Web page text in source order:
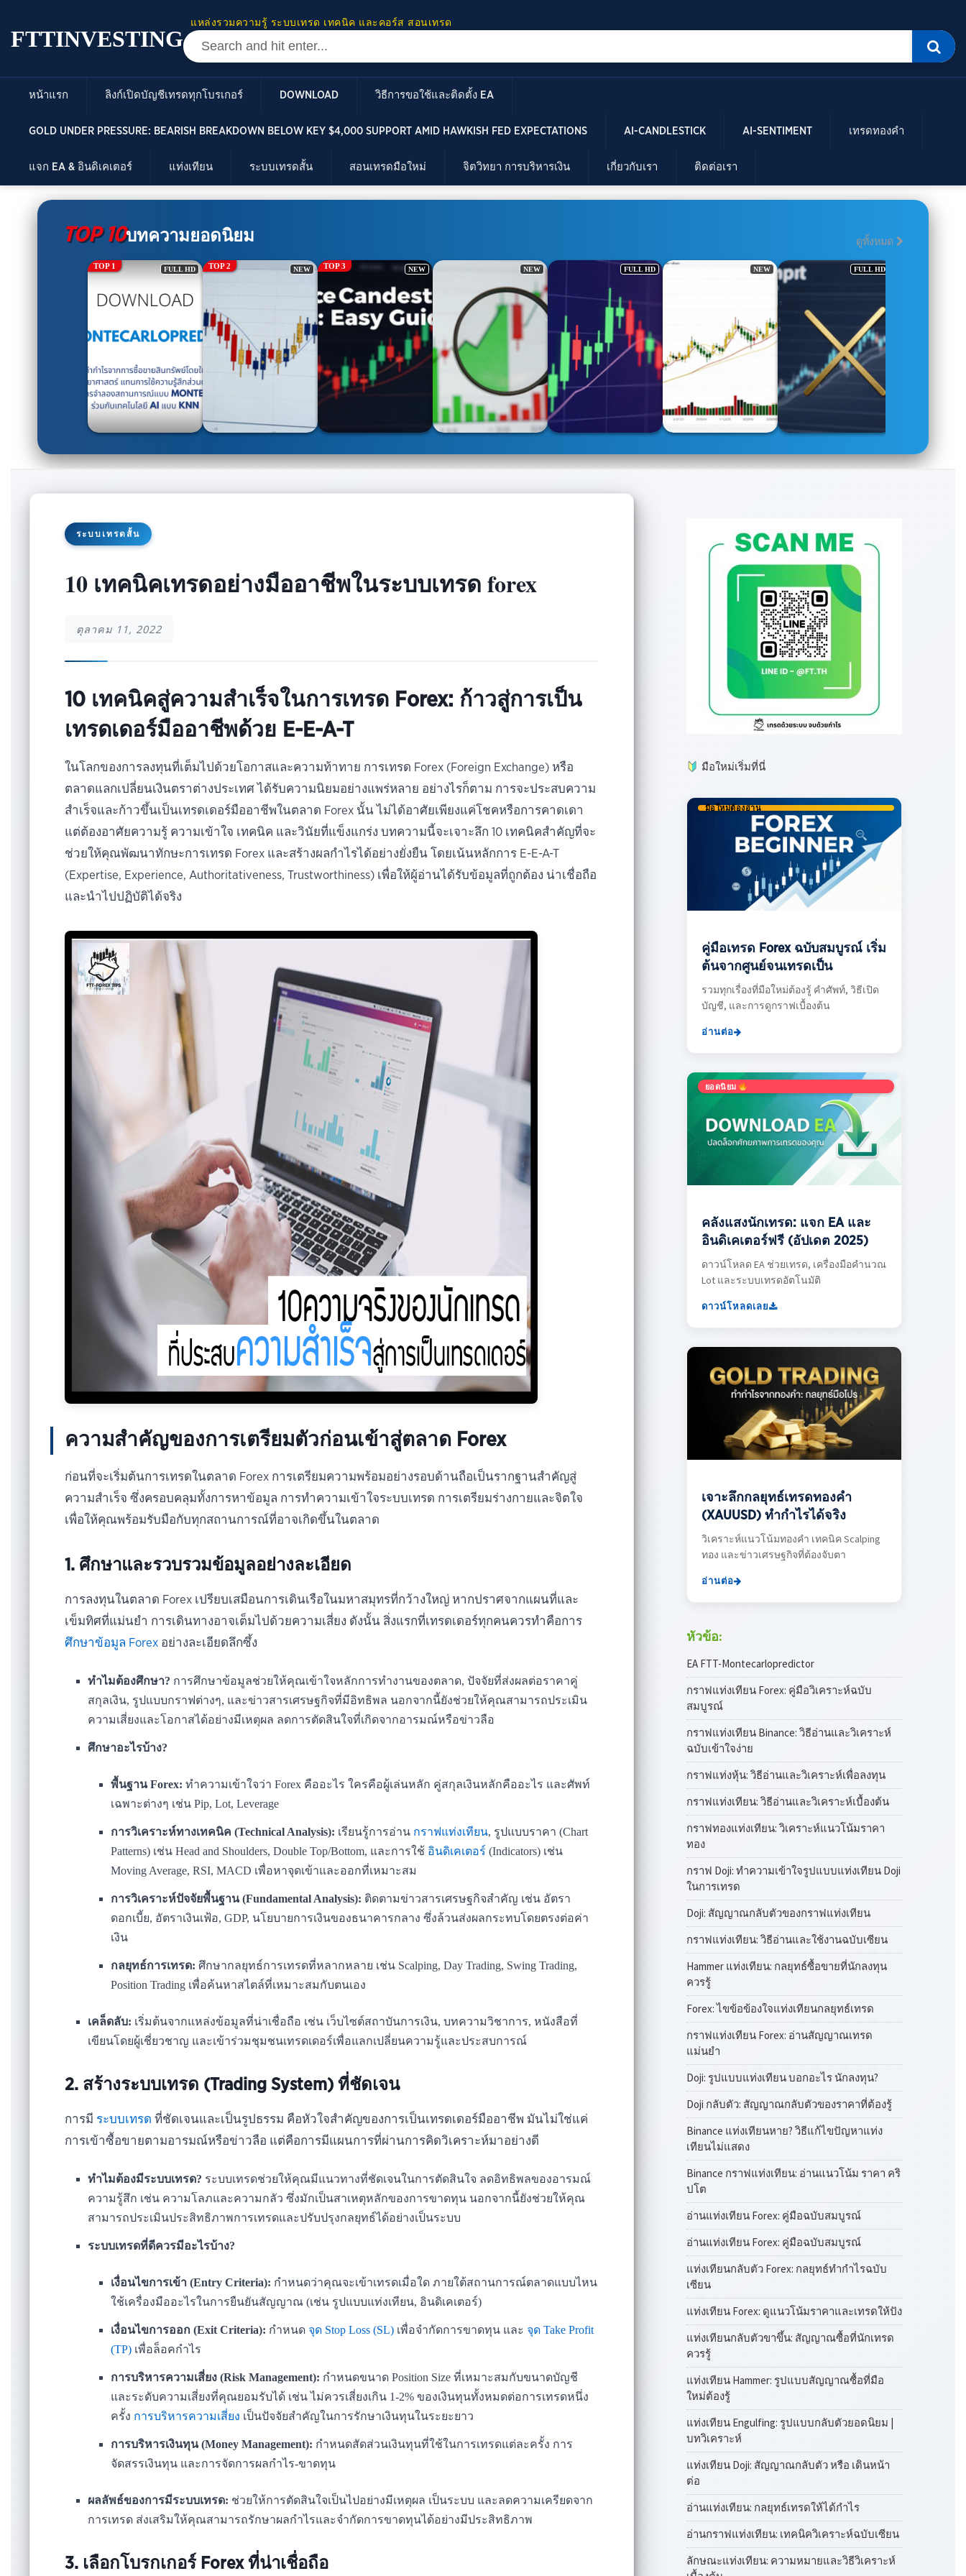
FTTINVESTING
แหล่งรวมความรู้ ระบบเทรด เทคนิค และคอร์ส สอนเทรด
หน้าแรก ลิงก์เปิดบัญชีเทรดทุกโบรเกอร์ DOWNLOAD วิธีการขอใช้และติดตั้ง EA
GOLD UNDER PRESSURE: BEARISH BREAKDOWN BELOW KEY $4,000 SUPPORT AMID HAWKISH FED EXPECTATIONS AI-CANDLESTICK AI-SENTIMENT เทรดทองคำ
แจก EA & อินดิเคเตอร์ แท่งเทียน ระบบเทรดสั้น สอนเทรดมือใหม่ จิตวิทยา การบริหารเงิน เกี่ยวกับเรา ติดต่อเรา
TOP 10บทความยอดนิยม ดูทั้งหมด
TOP 2 NEW TOP 3 NEW NEW FULL HD NEW FULL HD NEW
ระบบเทรดสั้น
10 เทคนิคเทรดอย่างมืออาชีพในระบบเทรด forex
ตุลาคม 11, 2022
10 เทคนิคสู่ความสำเร็จในการเทรด Forex: ก้าวสู่การเป็น
เทรดเดอร์มืออาชีพด้วย E-E-A-T
ในโลกของการลงทุนที่เต็มไปด้วยโอกาสและความท้าทาย การเทรด Forex (Foreign Exchange) หรือ
ตลาดแลกเปลี่ยนเงินตราต่างประเทศ ได้รับความนิยมอย่างแพร่หลาย อย่างไรก็ตาม การจะประสบความ
สำเร็จและก้าวขึ้นเป็นเทรดเดอร์มืออาชีพในตลาด Forex นั้น ไม่ได้อาศัยเพียงแค่โชคหรือการคาดเดา
แต่ต้องอาศัยความรู้ ความเข้าใจ เทคนิค และวินัยที่แข็งแกร่ง บทความนี้จะเจาะลึก 10 เทคนิคสำคัญที่จะ
ช่วยให้คุณพัฒนาทักษะการเทรด Forex และสร้างผลกำไรได้อย่างยั่งยืน โดยเน้นหลักการ E-E-A-T
(Expertise, Experience, Authoritativeness, Trustworthiness) เพื่อให้ผู้อ่านได้รับข้อมูลที่ถูกต้อง น่าเชื่อถือ
และนำไปปฏิบัติได้จริง
ความสำคัญของการเตรียมตัวก่อนเข้าสู่ตลาด Forex
ก่อนที่จะเริ่มต้นการเทรดในตลาด Forex การเตรียมความพร้อมอย่างรอบด้านถือเป็นรากฐานสำคัญสู่
ความสำเร็จ ซึ่งครอบคลุมทั้งการหาข้อมูล การทำความเข้าใจระบบเทรด การเตรียมร่างกายและจิตใจ
เพื่อให้คุณพร้อมรับมือกับทุกสถานการณ์ที่อาจเกิดขึ้นในตลาด
1. ศึกษาและรวบรวมข้อมูลอย่างละเอียด
การลงทุนในตลาด Forex เปรียบเสมือนการเดินเรือในมหาสมุทรที่กว้างใหญ่ หากปราศจากแผนที่และ
เข็มทิศที่แม่นยำ การเดินทางอาจเต็มไปด้วยความเสี่ยง ดังนั้น สิ่งแรกที่เทรดเดอร์ทุกคนควรทำคือการ
ศึกษาข้อมูล Forex อย่างละเอียดลึกซึ้ง
ทำไมต้องศึกษา? การศึกษาข้อมูลช่วยให้คุณเข้าใจหลักการทำงานของตลาด, ปัจจัยที่ส่งผลต่อราคาคู่
สกุลเงิน, รูปแบบกราฟต่างๆ, และข่าวสารเศรษฐกิจที่มีอิทธิพล นอกจากนี้ยังช่วยให้คุณสามารถประเมิน
ความเสี่ยงและโอกาสได้อย่างมีเหตุผล ลดการตัดสินใจที่เกิดจากอารมณ์หรือข่าวลือ
ศึกษาอะไรบ้าง?
พื้นฐาน Forex: ทำความเข้าใจว่า Forex คืออะไร ใครคือผู้เล่นหลัก คู่สกุลเงินหลักคืออะไร และศัพท์
เฉพาะต่างๆ เช่น Pip, Lot, Leverage
การวิเคราะห์ทางเทคนิค (Technical Analysis): เรียนรู้การอ่าน กราฟแท่งเทียน, รูปแบบราคา (Chart
Patterns) เช่น Head and Shoulders, Double Top/Bottom, และการใช้ อินดิเคเตอร์ (Indicators) เช่น
Moving Average, RSI, MACD เพื่อหาจุดเข้าและออกที่เหมาะสม
การวิเคราะห์ปัจจัยพื้นฐาน (Fundamental Analysis): ติดตามข่าวสารเศรษฐกิจสำคัญ เช่น อัตรา
ดอกเบี้ย, อัตราเงินเฟ้อ, GDP, นโยบายการเงินของธนาคารกลาง ซึ่งล้วนส่งผลกระทบโดยตรงต่อค่า
เงิน
กลยุทธ์การเทรด: ศึกษากลยุทธ์การเทรดที่หลากหลาย เช่น Scalping, Day Trading, Swing Trading,
Position Trading เพื่อค้นหาสไตล์ที่เหมาะสมกับตนเอง
เคล็ดลับ: เริ่มต้นจากแหล่งข้อมูลที่น่าเชื่อถือ เช่น เว็บไซต์สถาบันการเงิน, บทความวิชาการ, หนังสือที่
เขียนโดยผู้เชี่ยวชาญ และเข้าร่วมชุมชนเทรดเดอร์เพื่อแลกเปลี่ยนความรู้และประสบการณ์
2. สร้างระบบเทรด (Trading System) ที่ชัดเจน
การมี ระบบเทรด ที่ชัดเจนและเป็นรูปธรรม คือหัวใจสำคัญของการเป็นเทรดเดอร์มืออาชีพ มันไม่ใช่แค่
การเข้าซื้อขายตามอารมณ์หรือข่าวลือ แต่คือการมีแผนการที่ผ่านการคิดวิเคราะห์มาอย่างดี
ทำไมต้องมีระบบเทรด? ระบบเทรดช่วยให้คุณมีแนวทางที่ชัดเจนในการตัดสินใจ ลดอิทธิพลของอารมณ์
ความรู้สึก เช่น ความโลภและความกลัว ซึ่งมักเป็นสาเหตุหลักของการขาดทุน นอกจากนี้ยังช่วยให้คุณ
สามารถประเมินประสิทธิภาพการเทรดและปรับปรุงกลยุทธ์ได้อย่างเป็นระบบ
ระบบเทรดที่ดีควรมีอะไรบ้าง?
เงื่อนไขการเข้า (Entry Criteria): กำหนดว่าคุณจะเข้าเทรดเมื่อใด ภายใต้สถานการณ์ตลาดแบบไหน
ใช้เครื่องมืออะไรในการยืนยันสัญญาณ (เช่น รูปแบบแท่งเทียน, อินดิเคเตอร์)
เงื่อนไขการออก (Exit Criteria): กำหนด จุด Stop Loss (SL) เพื่อจำกัดการขาดทุน และ จุด Take Profit
(TP) เพื่อล็อคกำไร
การบริหารความเสี่ยง (Risk Management): กำหนดขนาด Position Size ที่เหมาะสมกับขนาดบัญชี
และระดับความเสี่ยงที่คุณยอมรับได้ เช่น ไม่ควรเสี่ยงเกิน 1-2% ของเงินทุนทั้งหมดต่อการเทรดหนึ่ง
ครั้ง การบริหารความเสี่ยง เป็นปัจจัยสำคัญในการรักษาเงินทุนในระยะยาว
การบริหารเงินทุน (Money Management): กำหนดสัดส่วนเงินทุนที่ใช้ในการเทรดแต่ละครั้ง การ
จัดสรรเงินทุน และการจัดการผลกำไร-ขาดทุน
ผลลัพธ์ของการมีระบบเทรด: ช่วยให้การตัดสินใจเป็นไปอย่างมีเหตุผล เป็นระบบ และลดความเครียดจาก
การเทรด ส่งเสริมให้คุณสามารถรักษาผลกำไรและจำกัดการขาดทุนได้อย่างมีประสิทธิภาพ
3. เลือกโบรกเกอร์ Forex ที่น่าเชื่อถือ
มือใหม่เริ่มที่นี่
มือใหม่ต้องอ่าน
คู่มือเทรด Forex ฉบับสมบูรณ์ เริ่ม
ต้นจากศูนย์จนเทรดเป็น
รวมทุกเรื่องที่มือใหม่ต้องรู้ คำศัพท์, วิธีเปิด
บัญชี, และการดูกราฟเบื้องต้น
อ่านต่อ
ยอดนิยม
คลังแสงนักเทรด: แจก EA และ
อินดิเคเตอร์ฟรี (อัปเดต 2025)
ดาวน์โหลด EA ช่วยเทรด, เครื่องมือคำนวณ
Lot และระบบเทรดอัตโนมัติ
ดาวน์โหลดเลย
เจาะลึกกลยุทธ์เทรดทองคำ
(XAUUSD) ทำกำไรได้จริง
วิเคราะห์แนวโน้มทองคำ เทคนิค Scalping
ทอง และข่าวเศรษฐกิจที่ต้องจับตา
อ่านต่อ
หัวข้อ:
EA FTT-Montecarlopredictor
กราฟแท่งเทียน Forex: คู่มือวิเคราะห์ฉบับ
สมบูรณ์
กราฟแท่งเทียน Binance: วิธีอ่านและวิเคราะห์
ฉบับเข้าใจง่าย
กราฟแท่งหุ้น: วิธีอ่านและวิเคราะห์เพื่อลงทุน
กราฟแท่งเทียน: วิธีอ่านและวิเคราะห์เบื้องต้น
กราฟทองแท่งเทียน: วิเคราะห์แนวโน้มราคา
ทอง
กราฟ Doji: ทำความเข้าใจรูปแบบแท่งเทียน Doji
ในการเทรด
Doji: สัญญาณกลับตัวของกราฟแท่งเทียน
กราฟแท่งเทียน: วิธีอ่านและใช้งานฉบับเซียน
Hammer แท่งเทียน: กลยุทธ์ซื้อขายที่นักลงทุน
ควรรู้
Forex: ไขข้อข้องใจแท่งเทียนกลยุทธ์เทรด
กราฟแท่งเทียน Forex: อ่านสัญญาณเทรด
แม่นยำ
Doji: รูปแบบแท่งเทียน บอกอะไร นักลงทุน?
Doji กลับตัว: สัญญาณกลับตัวของราคาที่ต้องรู้
Binance แท่งเทียนหาย? วิธีแก้ไขปัญหาแท่ง
เทียนไม่แสดง
Binance กราฟแท่งเทียน: อ่านแนวโน้ม ราคา คริ
ปโต
อ่านแท่งเทียน Forex: คู่มือฉบับสมบูรณ์
อ่านแท่งเทียน Forex: คู่มือฉบับสมบูรณ์
แท่งเทียนกลับตัว Forex: กลยุทธ์ทำกำไรฉบับ
เซียน
แท่งเทียน Forex: ดูแนวโน้มราคาและเทรดให้ปัง
แท่งเทียนกลับตัวขาขึ้น: สัญญาณซื้อที่นักเทรด
ควรรู้
แท่งเทียน Hammer: รูปแบบสัญญาณซื้อที่มือ
ใหม่ต้องรู้
แท่งเทียน Engulfing: รูปแบบกลับตัวยอดนิยม |
บทวิเคราะห์
แท่งเทียน Doji: สัญญาณกลับตัว หรือ เดินหน้า
ต่อ
อ่านแท่งเทียน: กลยุทธ์เทรดให้ได้กำไร
อ่านกราฟแท่งเทียน: เทคนิควิเคราะห์ฉบับเซียน
ลักษณะแท่งเทียน: ความหมายและวิธีวิเคราะห์